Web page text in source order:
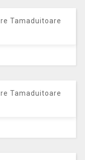
Tamaduitoare
Tamaduitoare